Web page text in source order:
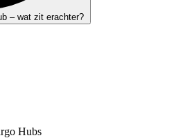
– wat zit erachter?
Hubs